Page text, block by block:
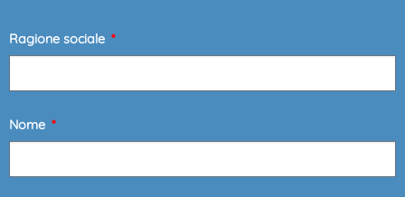
Ragione sociale
Nome